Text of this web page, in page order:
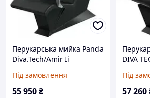
Перукарська мийка Panda
Diva.Tech/Amir Ii
Під замовлення
55 950₴
DIVA
Під
57 260